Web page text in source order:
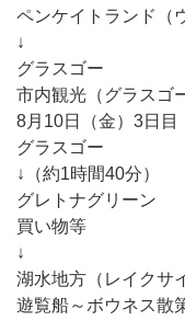
ペンケイトランド（
↓
グラスゴー
市内観光（グラスゴ
8月10日（金）3日目
グラスゴー
↓（約1時間40分）
グレトナグリーン
買い物等
↓
湖水地方（レイクサ
遊覧船～ボウネス散